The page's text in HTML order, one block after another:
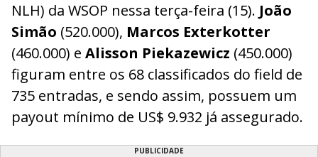
NLH) da WSOP nessa terça-feira (15). João
Simão (520.000), Marcos Exterkotter
(460.000) e Alisson Piekazewicz (450.000)
figuram entre os 68 classificados do field de
735 entradas, e sendo assim, possuem um
payout mínimo de US$ 9.932 já assegurado.
PUBLICIDADE